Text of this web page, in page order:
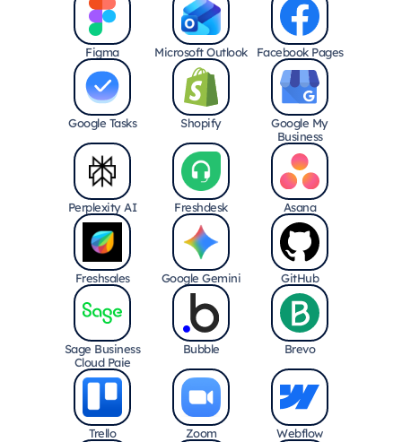
Figma Microsoft Outlook Facebook Pages
Google Tasks Shopify
Google My
Business
Perplexity AI Freshdesk Asana
Freshsales Google Gemini GitHub
Sage Business
Cloud Paie
Bubble Brevo
Trello Zoom Webflow